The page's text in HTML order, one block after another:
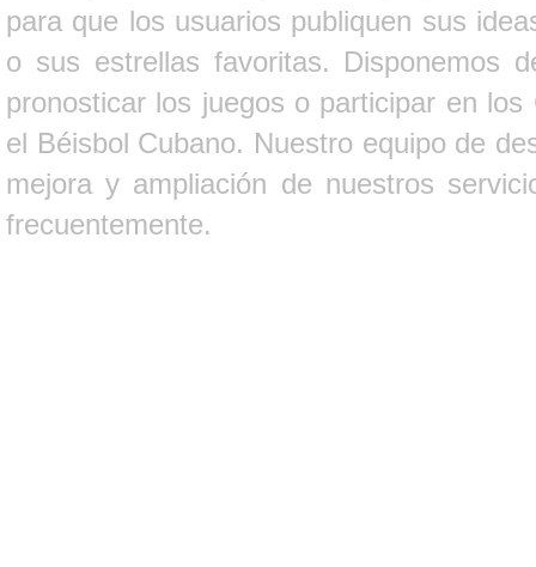
para que los usuarios publiquen sus
o sus estrellas favoritas. Disponemos
pronosticar los juegos o participar en
el Béisbol Cubano. Nuestro equipo de
mejora y ampliación de nuestros
frecuentemente.